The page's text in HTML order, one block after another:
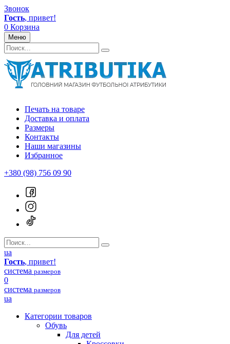
Звонок
Гость, привет!
0 Корзина
Меню
Печать на товаре
Доставка и оплата
Размеры
Контакты
Наши магазины
Избранное
+380 (98) 756 09 90
ua
Гость, привет!
система размеров
0
система размеров
ua
Категории товаров
Обувь
Для детей